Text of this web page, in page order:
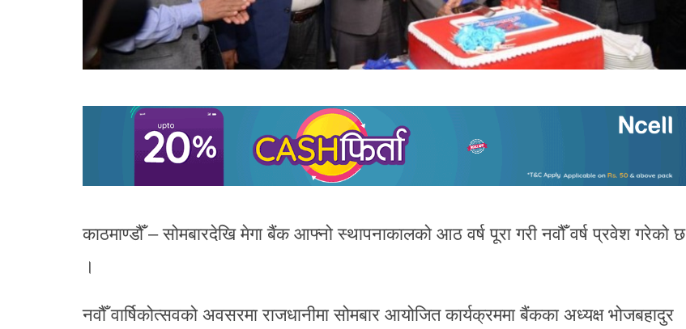
काठमाण्डौँ – सोमबारदेखि मेगा बैंक आफ्नो स्थापनाकालको आठ वर्ष पूरा गरी नवौँ वर्ष प्रवेश गरेको छ
।
नवौँ वार्षिकोत्सवको अवसरमा राजधानीमा सोमबार आयोजित कार्यक्रममा बैंकका अध्यक्ष भोजबहादुर